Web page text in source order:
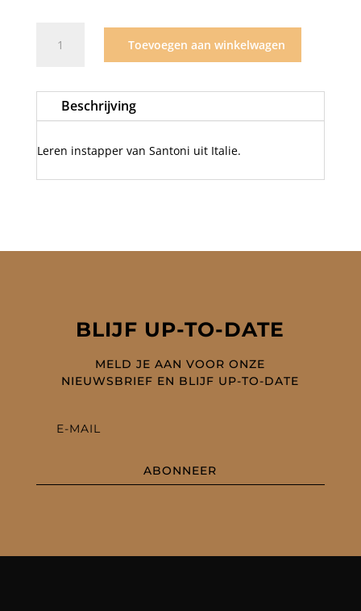
instapper
aantal
Toevoegen aan winkelwagen
Beschrijving
Leren instapper van Santoni uit Italie.
BLIJF UP-TO-DATE
MELD JE AAN VOOR ONZE
NIEUWSBRIEF EN BLIJF UP-TO-DATE
ABONNEER